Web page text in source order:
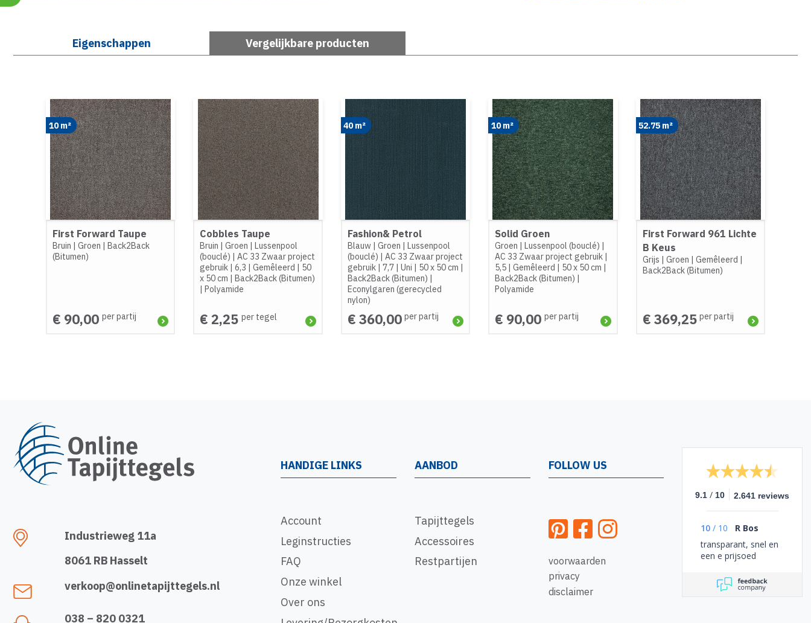
Eigenschappen Vergelijkbare producten
10 m²
First Forward Taupe
Bruin Groen
Back2Back
(Bitumen)
€ 90,00 per partij
Cobbles Taupe
Bruin |Groen
Lussenpool
(bouclé) |AC 33 Zwaar project
gebruik |6,3 |Gemêleerd
50
x 50 cm
Back2Back (Bitumen)
Polyamide
€ 2,25 per tegel
40 m²
Fashion& Petrol
Blauw| Groen
Lussenpool
(bouclé)
AC 33 Zwaar project
gebruik| 7,7| Uni 50 x 50 cm
Back2Back (Bitumen)
Econylgaren (gerecycled
nylon)
€ 360,00 per partij
10 m²
Solid Groen
Groen Lussenpool (bouclé)
AC 33 Zwaar project gebruik
5,5 |Gemêleerd 50 x 50 cm
Back2Back (Bitumen)
Polyamide
€ 90,00 per partij
52.75 m²
First Forward 961 Lichte
B Keus
Grijs Groen Gemêleerd
Back2Back (Bitumen)
€ 369,25 per partij
Industrieweg 11a
8061 RB Hasselt
verkoop@onlinetapijttegels.nl
038 – 820 0321
HANDIGE LINKS
Account
Leginstructies
FAQ
Onze winkel
Over ons
AANBOD
Tapijttegels
Accessoires
Restpartijen
FOLLOW US
voorwaarden
privacy
disclaimer
9.1 / 10 2.641 reviews
10 / 10
R Bos
transparant, snel en
een e prijsoed